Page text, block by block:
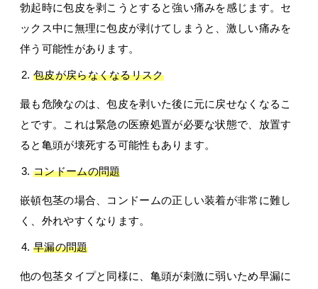
勃起時に包皮を剥こうとすると強い痛みを感じます。セ
ックス中に無理に包皮が剥けてしまうと、激しい痛みを
伴う可能性があります。
包皮が戻らなくなるリスク
最も危険なのは、包皮を剥いた後に元に戻せなくなるこ
とです。これは緊急の医療処置が必要な状態で、放置す
ると亀頭が壊死する可能性もあります。
コンドームの問題
嵌頓包茎の場合、コンドームの正しい装着が非常に難し
く、外れやすくなります。
早漏の問題
他の包茎タイプと同様に、亀頭が刺激に弱いため早漏に